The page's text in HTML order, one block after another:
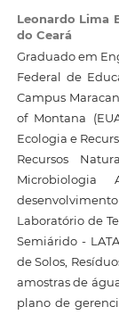
Leonardo Lima
do Ceará
Graduado em
Federal de
Campus
of Montana
Ecologia e
Recursos
Laboratório de
Semiárido -
de Solos,
amostras de
plano de